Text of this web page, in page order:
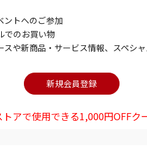
ントへのご参加
でのお買い物
スや新商品・サービス情報、スペシ
アで使用できる1,000円OFFク